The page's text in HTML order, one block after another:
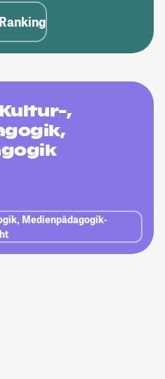
,
Medienpädagogik-